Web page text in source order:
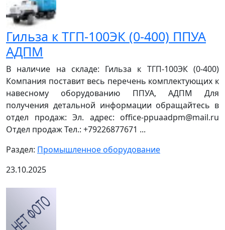
Гильза к ТГП-100ЭК (0-400) ППУА
АДПМ
В наличие на складе: Гильза к ТГП-100ЭК (0-400)
Компания поставит весь перечень комплектующих к
навесному оборудованию ППУА, АДПМ Для
получения детальной информации обращайтесь в
отдел продаж: Эл. адрес: office-ppuaadpm@mail.ru
Отдел продаж Тел.: +79226877671 ...
Раздел: Промышленное оборудование
23.10.2025